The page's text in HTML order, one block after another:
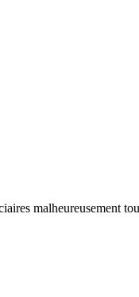
malheureusement